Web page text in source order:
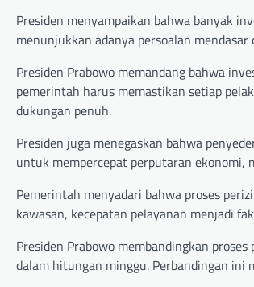
Presiden menyampaikan bahwa banyak
menunjukkan adanya persoalan
Presiden Prabowo memandang bahwa
pemerintah harus memastikan setiap
dukungan penuh.
Presiden juga menegaskan bahwa
untuk mempercepat perputaran ekonomi,
Pemerintah menyadari bahwa proses
kawasan, kecepatan pelayanan menjadi
Presiden Prabowo membandingkan
dalam hitungan minggu. Perbandingan ini